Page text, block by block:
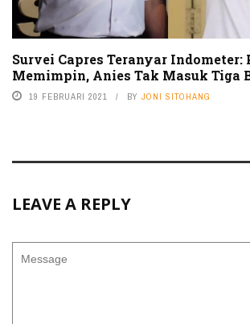
Survei Capres Teranyar Indometer:
Memimpin, Anies Tak Masuk Tiga
19 FEBRUARI 2021 BY JONI SITOHANG
LEAVE A REPLY